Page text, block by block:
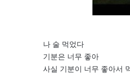
나 술 먹었다
기분은 너무 좋아
사실 기분이 너무 좋아서